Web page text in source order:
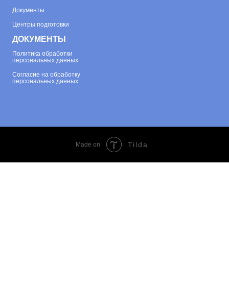
Документы
Центры подготовки
ДОКУМЕНТЫ
Политика обработки
персональных данных
Согласие на обработку
персональных данных
Made on Tilda